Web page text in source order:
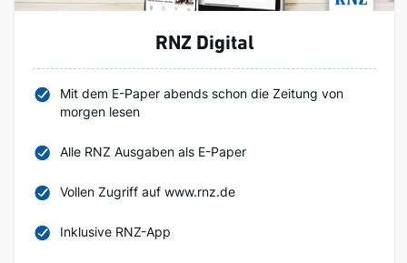
RNZ Digital
Mit dem E-Paper abends schon die Zeitung von
morgen lesen
Alle RNZ Ausgaben als E-Paper
Vollen Zugriff auf www.rnz.de
Inklusive RNZ-App